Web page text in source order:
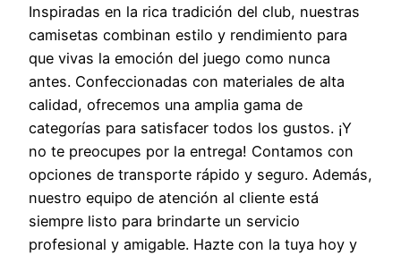
Inspiradas en la rica tradición del club, nuestras
camisetas combinan estilo y rendimiento para
que vivas la emoción del juego como nunca
antes. Confeccionadas con materiales de alta
calidad, ofrecemos una amplia gama de
categorías para satisfacer todos los gustos. ¡Y
no te preocupes por la entrega! Contamos con
opciones de transporte rápido y seguro. Además,
nuestro equipo de atención al cliente está
siempre listo para brindarte un servicio
profesional y amigable. Hazte con la tuya hoy y